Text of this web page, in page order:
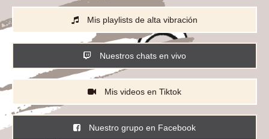
Mis playlists de alta vibración
Nuestros chats en vivo
Mis videos en Tiktok
Nuestro grupo en Facebook